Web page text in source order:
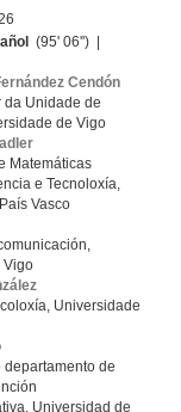
(95' 06'') |
Cendón
da Unidade de
de Vigo
Matemáticas
e Tecnoloxía,
Vasco
Vigo
Universidade
departamento de
Universidad de